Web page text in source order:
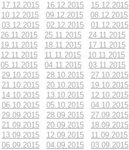
17.12.2015 16.12.2015 15.12.2015
10.12.2015 09.12.2015 08.12.2015
03.12.2015 02.12.2015 01.12.2015
26.11.2015 25.11.2015 24.11.2015
19.11.2015 18.11.2015 17.11.2015
12.11.2015 11.11.2015 10.11.2015
05.11.2015 04.11.2015 03.11.2015
29.10.2015 28.10.2015 27.10.2015
21.10.2015 20.10.2015 19.10.2015
14.10.2015 13.10.2015 12.10.2015
06.10.2015 05.10.2015 04.10.2015
29.09.2015 28.09.2015 27.09.2015
21.09.2015 20.09.2015 18.09.2015
13.09.2015 12.09.2015 11.09.2015
06.09.2015 04.09.2015 03.09.2015